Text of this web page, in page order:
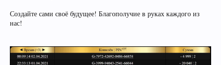
Создайте сами своё будущее! Благополучие в руках каждого из
нас!